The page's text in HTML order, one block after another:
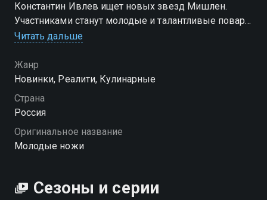
Константин Ивлев ищет новых звезд Мишлен.
Участниками станут молодые и талантливые повара
страны. А самые способные смогут получить место
Читать дальше
Жанр
Новинки, Реалити, Кулинарные
Страна
Россия
Оригинальное название
Молодые ножи
Сезоны и серии